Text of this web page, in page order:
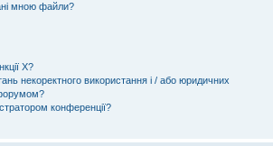
мною файли?
X?
некоректного використання і / або юридичних
конференції?